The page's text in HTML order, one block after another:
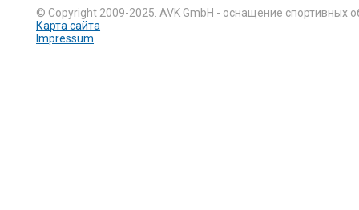
© Copyright 2009-2025. AVK GmbH - оснащение спортивных
Карта сайта
Impressum